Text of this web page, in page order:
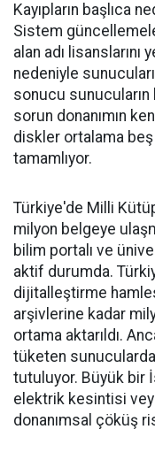
Kayıpların başlıca
Sistem
alan adı
nedeniyle
sonucu sunucuların
sorun donanımın
diskler ortalama beş
tamamlıyor.
Türkiye'de Milli
milyon belgeye
bilim portalı ve
aktif durumda.
dijitalleştirme
arşivlerine kadar
ortama aktarıldı.
tüketen
tutuluyor. Büyük bir
elektrik kesintisi
donanımsal çöküş